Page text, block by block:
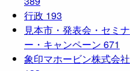
行政 193
見本市・発表会・セミナ
ー・キャンペーン 671
象印マホービン株式会社